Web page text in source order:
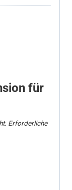
für
Erforderliche